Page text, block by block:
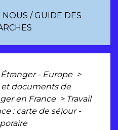
NOUS /GUIDE DES
Étranger - Europe >
et documents de
en France > Travail
: carte de séjour -